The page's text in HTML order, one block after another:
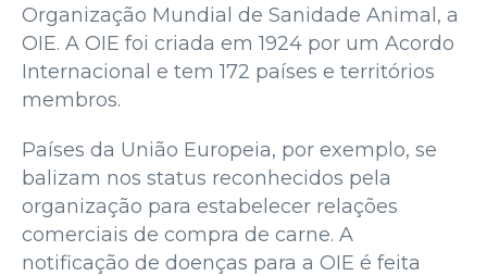
Organização Mundial de Sanidade Animal, a
OIE. A OIE foi criada em 1924 por um Acordo
Internacional e tem 172 países e territórios
membros.
Países da União Europeia, por exemplo, se
balizam nos status reconhecidos pela
organização para estabelecer relações
comerciais de compra de carne. A
notificação de doenças para a OIE é feita